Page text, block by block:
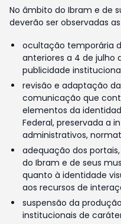
No âmbito do Ibram e de
deverão ser observadas
ocultação temporária
anteriores a 4 de julho
publicidade
revisão e adaptação
comunicação que
elementos da
Federal, preservada a
administrativos,
adequação dos
do Ibram e de seus
quanto à identidade
aos recursos de
suspensão da
institucionais de